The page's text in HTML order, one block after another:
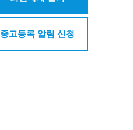
중고등록 알림 신청